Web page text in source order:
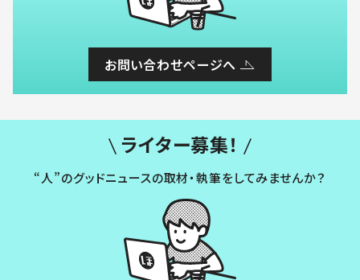
お問い合わせページへ
ライター募集！
“人”のグッドニュースの取材・執筆をしてみませんか？